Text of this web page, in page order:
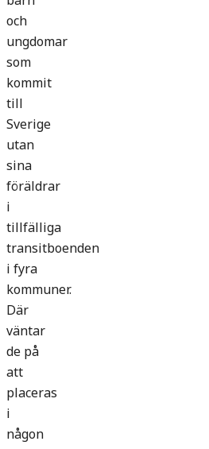
och
ungdomar
som
kommit
till
Sverige
utan
sina
föräldrar
i
tillfälliga
transitboenden
i fyra
kommuner.
Där
väntar
de på
att
placeras
i
någon